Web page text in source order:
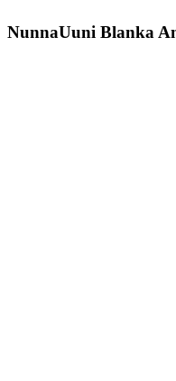
NunnaUuni Blanka